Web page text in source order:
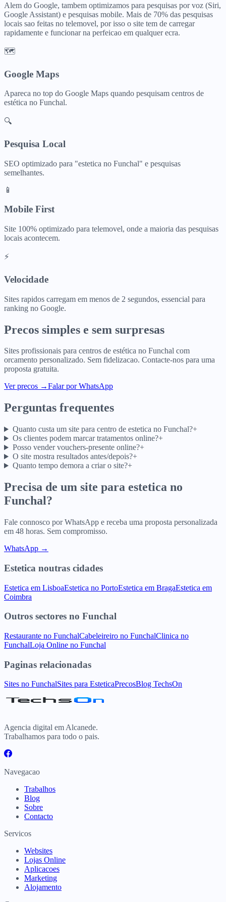
Alem do Google, tambem optimizamos para pesquisas por voz (Siri,
Google Assistant) e pesquisas mobile. Mais de 70% das pesquisas
locais sao feitas no telemovel, por isso o site tem de carregar
rapidamente e funcionar na perfeicao em qualquer ecra.
🗺️
Google Maps
Apareca no top do Google Maps quando pesquisam centros de
estética no Funchal.
🔍
Pesquisa Local
SEO optimizado para "estetica no Funchal" e pesquisas
semelhantes.
📱
Mobile First
Site 100% optimizado para telemovel, onde a maioria das pesquisas
locais acontecem.
⚡
Velocidade
Sites rapidos carregam em menos de 2 segundos, essencial para
ranking no Google.
Precos simples e sem surpresas
Sites profissionais para centros de estética no Funchal com
orcamento personalizado. Sem fidelizacao. Contacte-nos para uma
proposta gratuita.
Ver precos →Falar por WhatsApp
Perguntas frequentes
Quanto custa um site para centro de estetica no Funchal?+
Os clientes podem marcar tratamentos online?+
Posso vender vouchers-presente online?+
O site mostra resultados antes/depois?+
Quanto tempo demora a criar o site?+
Precisa de um site para estetica no
Funchal ?
Fale connosco por WhatsApp e receba uma proposta personalizada
em 48 horas. Sem compromisso.
WhatsApp →
Estetica noutras cidades
Estetica em LisboaEstetica no PortoEstetica em BragaEstetica em
Coimbra
Outros sectores no Funchal
Restaurante no FunchalCabeleireiro no FunchalClinica no
FunchalLoja Online no Funchal
Paginas relacionadas
Sites no FunchalSites para EsteticaPrecosBlog TechsOn
Agencia digital em Alcanede.
Trabalhamos para todo o pais.
Navegacao
Trabalhos
Blog
Sobre
Contacto
Servicos
Websites
Lojas Online
Aplicacoes
Marketing
Alojamento